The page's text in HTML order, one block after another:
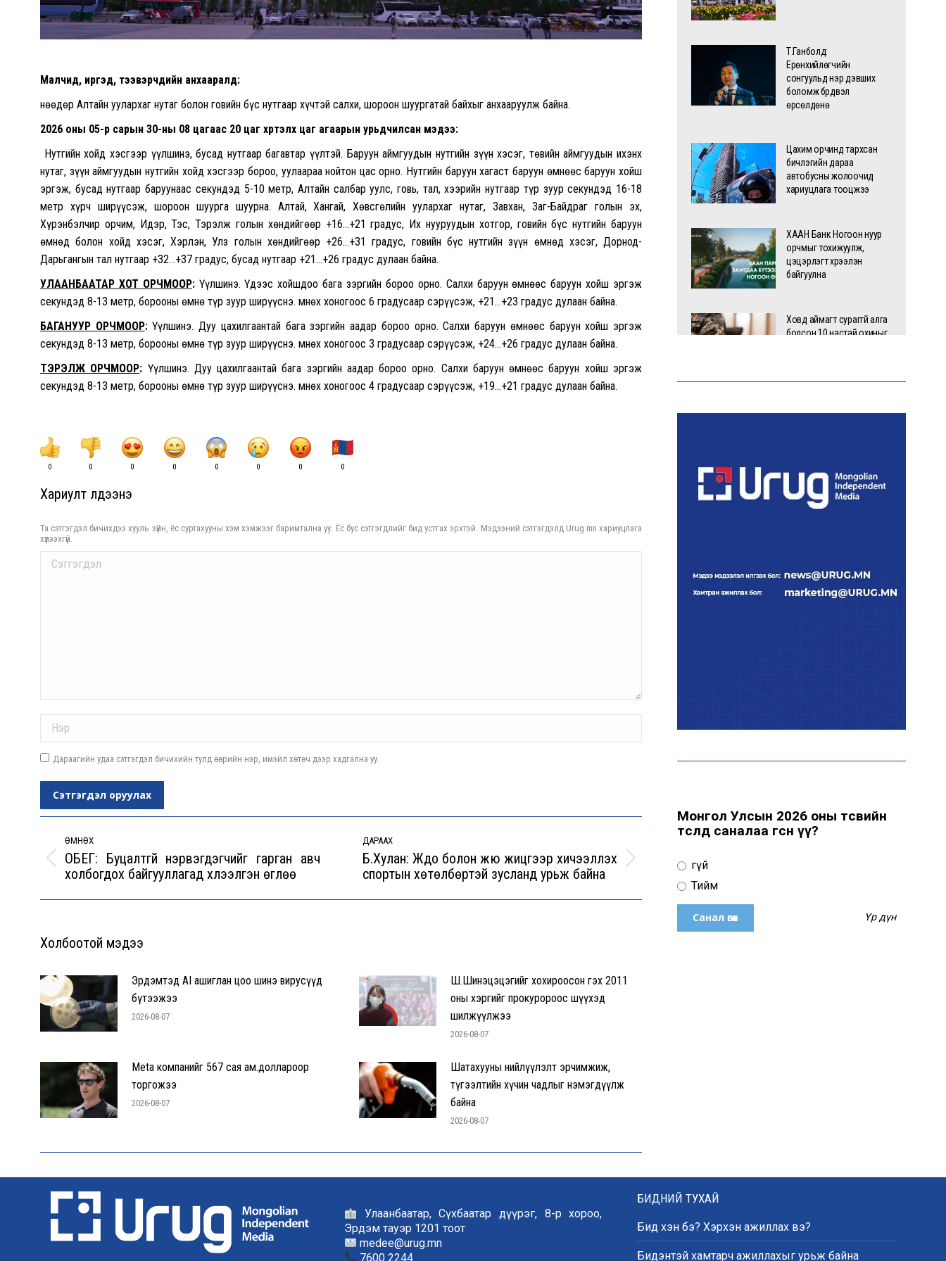
Малчид, иргэд, тээвэрчдийн анхааралд:
Өнөөдөр Алтайн уулархаг нутаг болон говийн бүс нутгаар хүчтэй салхи, шороон шуургатай байхыг анхааруулж байна.
2026 оны 05-р сарын 30-ны 08 цагаас 20 цаг хүртэлх цаг агаарын урьдчилсан мэдээ:
Нутгийн хойд хэсгээр үүлшинэ, бусад нутгаар багавтар үүлтэй. Баруун аймгуудын нутгийн зүүн хэсэг, төвийн аймгуудын ихэнх
нутаг, зүүн аймгуудын нутгийн хойд хэсгээр бороо, уулаараа нойтон цас орно. Нутгийн баруун хагаст баруун өмнөөс баруун хойш
эргэж, бусад нутгаар баруунаас секундэд 5-10 метр, Алтайн салбар уулс, говь, тал, хээрийн нутгаар түр зуур секундэд 16-18
метр хүрч ширүүсэж, шороон шуурга шуурна. Алтай, Хангай, Хөвсгөлийн уулархаг нутаг, Завхан, Заг-Байдраг голын эх,
Хүрэнбэлчир орчим, Идэр, Тэс, Тэрэлж голын хөндийгөөр +16…+21 градус, Их нууруудын хотгор, говийн бүс нутгийн баруун
өмнөд болон хойд хэсэг, Хэрлэн, Улз голын хөндийгөөр +26…+31 градус, говийн бүс нутгийн зүүн өмнөд хэсэг, Дорнод-
Дарьгангын тал нутгаар +32…+37 градус, бусад нутгаар +21…+26 градус дулаан байна.
УЛААНБААТАР ХОТ ОРЧМООР: Үүлшинэ. Үдээс хойшдоо бага зэргийн бороо орно. Салхи баруун өмнөөс баруун хойш эргэж
секундэд 8-13 метр, борооны өмнө түр зуур ширүүснэ. Өмнөх хоногоос 6 градусаар сэрүүсэж, +21…+23 градус дулаан байна.
БАГАНУУР ОРЧМООР:Үүлшинэ. Дуу цахилгаантай бага зэргийн аадар бороо орно. Салхи баруун өмнөөс баруун хойш эргэж
секундэд 8-13 метр, борооны өмнө түр зуур ширүүснэ. Өмнөх хоногоос 3 градусаар сэрүүсэж, +24…+26 градус дулаан байна.
ТЭРЭЛЖ ОРЧМООР: Үүлшинэ. Дуу цахилгаантай бага зэргийн аадар бороо орно. Салхи баруун өмнөөс баруун хойш эргэж
секундэд 8-13 метр, борооны өмнө түр зуур ширүүснэ. Өмнөх хоногоос 4 градусаар сэрүүсэж, +19…+21 градус дулаан байна.
0 0 0 0 0 0 0 0
Хариулт үлдээнэ үү
Та сэтгэгдэл бичихдээ хууль зүйн, ёс суртахууны хэм хэмжээг баримтална уу. Ёс бус сэтгэгдлийг бид устгах эрхтэй. Мэдээний сэтгэгдэлд Urug.mn хариуцлага
хүлээхгүй.
Comment
Дараагийн удаа сэтгэгдэл бичихийн тулд өөрийн нэр, имэйл хөтөч дээр хадгална уу.
Сэтгэгдэл оруулах
navigation
ӨМНӨХ
Previous
ОБЕГ: Буцалтгүй нэрвэгдэгчийг гарган авч
холбогдох байгууллагад хүлээлгэн өглөө
ДАРААХ
Next
post:
Б.Хулан: Жүдо болон жюү жицүгээр хичээллэх
спортын хөтөлбөртэй зусланд урьж байна
Холбоотой мэдээ
Эрдэмтэд AI ашиглан цоо шинэ вирусүүд
бүтээжээ
2026-08-07
Ш.Шинэцэцэгийг хохироосон гэх 2011
оны хэргийг прокуророос шүүхэд
шилжүүлжээ
2026-08-07
Meta компанийг 567 сая ам.доллароор
торгожээ
2026-08-07
Шатахууны нийлүүлэлт эрчимжиж,
түгээлтийн хүчин чадлыг нэмэгдүүлж
байна
2026-08-07
Т.Ганболд:
Ерөнхийлөгчийн
сонгуульд нэр дэвших
боломж бүрдвэл
өрсөлдөнө
Цахим орчинд тархсан
бичлэгийн дараа
автобусны жолоочид
хариуцлага тооцжээ
ХААН Банк Ногоон нуур
орчмыг тохижуулж,
цэцэрлэгт хүрээлэн
байгуулна
Ховд аймагт сураггүй алга
болсон 10 настай охиныг
Ихэнх нутгаар халж, зарим
бүсэд аадар бороо орно
НАТО-гийн логистикийн
чухал төв Лейпцигийн
нисэх буудалд бөмбөгтэй
Маргааш цахилгаан
С.Амарсайхан: 60 гаруй
Монгол Улсын 2026 оны төсвийн
төсөлд саналаа өгсөн үү?
Үгүй
Тийм
Үр дүн
Улаанбаатар, Сүхбаатар дүүрэг, 8-р хороо,
Эрдэм тауэр 1201 тоот
medee@urug.mn
7600 2244
БИДНИЙ ТУХАЙ
Бид хэн бэ? Хэрхэн ажиллах вэ?
Бидэнтэй хамтарч ажиллахыг урьж байна